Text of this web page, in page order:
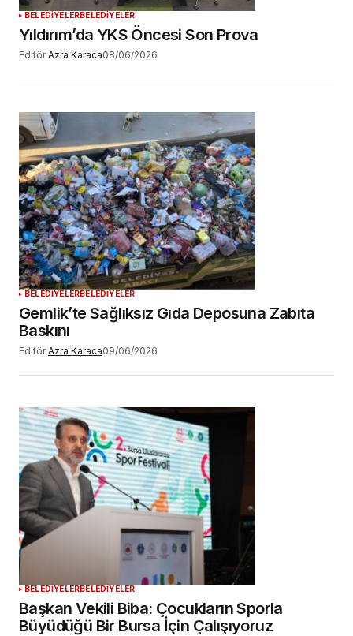
BELEDİYELERBELEDİYELER
Yıldırım’da YKS Öncesi Son Prova
Editör Azra Karaca08/06/2026
BELEDİYELERBELEDİYELER
Gemlik’te Sağlıksız Gıda Deposuna Zabıta
Baskını
Editör Azra Karaca09/06/2026
BELEDİYELERBELEDİYELER
Başkan Vekili Biba: Çocukların Sporla
Büyüdüğü Bir Bursa İçin Çalışıyoruz